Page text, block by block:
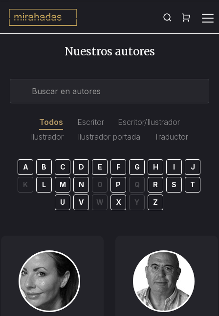
Nuestros autores
Todos Escritor
Escritor/Ilustrador
Ilustrador
Ilustrador portada Traductor
A B C D E F G H I J
K L M N O P Q R S T
U V W X Y Z